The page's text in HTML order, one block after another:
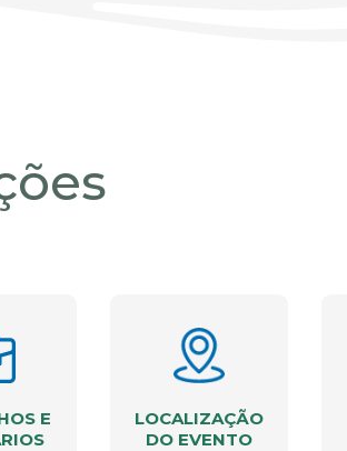
E
LOCALIZAÇÃO
DO EVENTO